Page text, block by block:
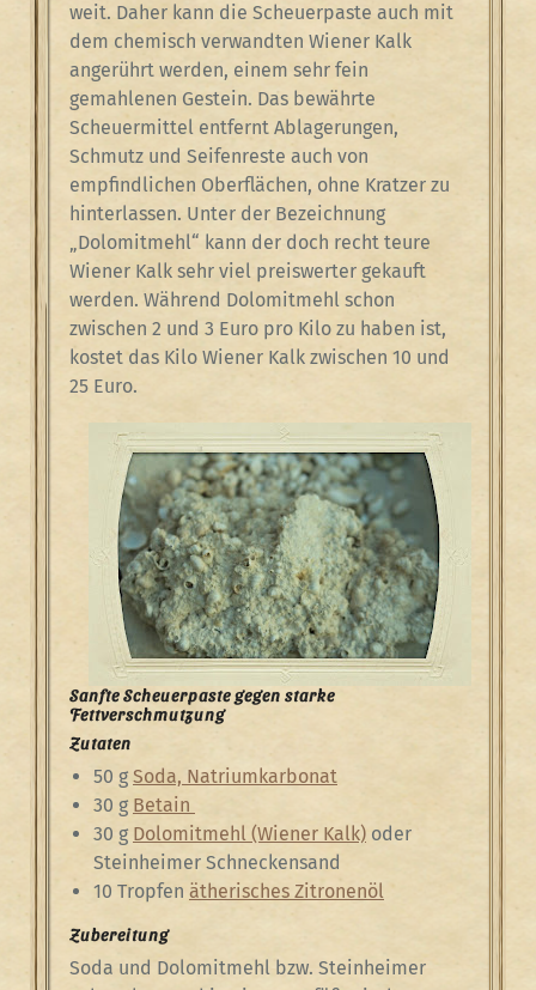
weit. Daher kann die Scheuerpaste auch mit
dem chemisch verwandten Wiener Kalk
angerührt werden, einem sehr fein
gemahlenen Gestein. Das bewährte
Scheuermittel entfernt Ablagerungen,
Schmutz und Seifenreste auch von
empfindlichen Oberflächen, ohne Kratzer zu
hinterlassen. Unter der Bezeichnung
„Dolomitmehl“ kann der doch recht teure
Wiener Kalk sehr viel preiswerter gekauft
werden. Während Dolomitmehl schon
zwischen 2 und 3 Euro pro Kilo zu haben ist,
kostet das Kilo Wiener Kalk zwischen 10 und
25 Euro.
Sanfte Scheuerpaste gegen starke
Fettverschmutzung
Zutaten
50 g Soda, Natriumkarbonat
30 g Betain
30 g Dolomitmehl (Wiener Kalk) oder
Steinheimer Schneckensand
10 Tropfen ätherisches Zitronenöl
Zubereitung
Soda und Dolomitmehl bzw. Steinheimer